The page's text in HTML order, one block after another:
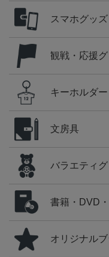
スマホグッズ
観戦・応援
キーホルダ
文房具
バラエティ
書籍・DVD
オリジナル